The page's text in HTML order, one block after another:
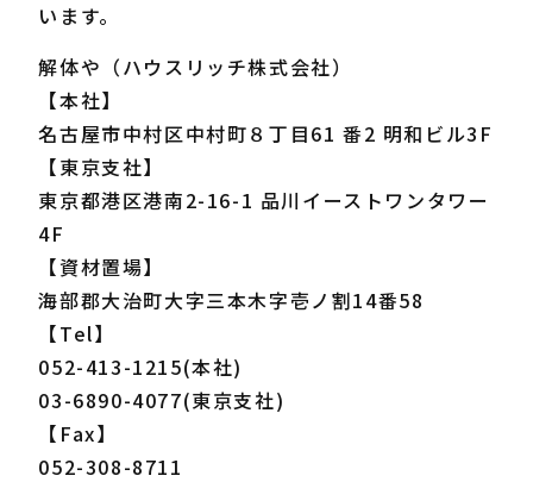
います。
解体や（ハウスリッチ株式会社）
【本社】
名古屋市中村区中村町８丁目61 番2 明和ビル3F
【東京支社】
東京都港区港南2-16-1 品川イーストワンタワー
4F
【資材置場】
海部郡大治町大字三本木字壱ノ割14番58
【Tel】
052-413-1215(本社)
03-6890-4077(東京支社)
【Fax】
052-308-8711